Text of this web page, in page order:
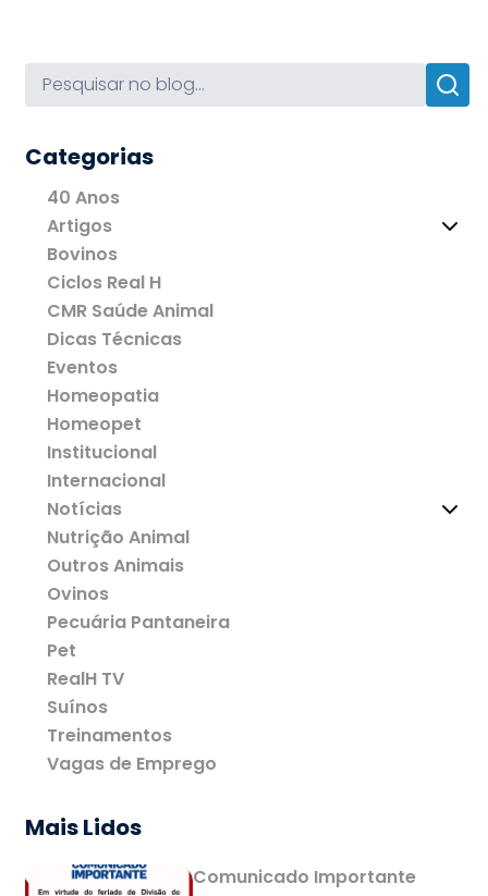
Categorias
40 Anos
Artigos
Bovinos
Ciclos Real H
CMR Saúde Animal
Dicas Técnicas
Eventos
Homeopatia
Homeopet
Institucional
Internacional
Notícias
Nutrição Animal
Outros Animais
Ovinos
Pecuária Pantaneira
Pet
RealH TV
Suínos
Treinamentos
Vagas de Emprego
Mais Lidos
Comunicado Importante